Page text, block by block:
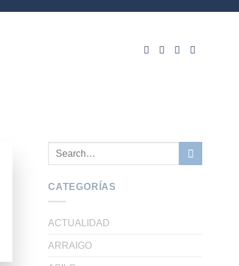
CATEGORÍAS
ACTUALIDAD
ARRAIGO